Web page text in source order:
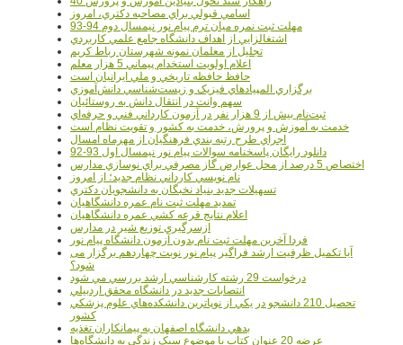
اسامي قبولي براي مصاحبه دکتري، امروز
مهلت ثبت نمره میان ترم پیام نور نیمسال دوم 94-93
اشتغالزايي از اهداف دانشگاه جامع علمي کاربردي
تجليل از معلمان نمونه شهرستان رباط کريم
اعلام اولويت استخدام پيماني 5 هزار معلم
حافظ حافظه تاريخي و ملي ايرانيان است
برگزاري المپيادهاي فيزيک و زيست‌شناسي دانش‌آموزي
سهم وانت در انتقال دانش به روستائيان
ثبت‌نام بيش از 9 هزار نفر در آزمون کارداني فني و حرفه‌اي
خدمت به آموزش و پرورش، خدمت به کشور و تقويت نظام است
اجراي طرح رتبه بندي فرهنگيان از مهرماه امسال
دانلود رایگان پاسخنامه سوالات پیام نور نیمسال اول 93-92
اختصاص 5 درصد از محل عوارض گاز مصرفي براي نوسازي مدارس
نام نويسي کارداني نظام جديد؛ از امروز
تسهيلات جديد بنياد نخبگان به دانشجويان دکتري
تمديد مهلت ثبت نام عمره دانشگاهيان
اعلام نتايج قرعه کشي عمره دانشگاهيان
ازسرگيري توزيع شير در مدارس
فردا آخرین مهلت ثبت نام بدون آزمون دانشگاه پیام نور
آیا تکمیل ظرفیت ارشد فراگیر پیام نور نوبت چهاردهم برگزار می
شود؟
درخواست 29 رشته کارشناسي ارشد بررسي مي شود
انتصابات جديد در دانشگاه محقق اردبيلي
تحصيل 210 دانشجو در يکي از نوپاترين دانشکده‌هاي علوم پزشکي
کشور
بدهي دانشگاه اصفهان به پيمانکاران تغذيه
عرضه 20 عنوان کتاب با موضوع سبک زندگي به دانشگاه‌ها